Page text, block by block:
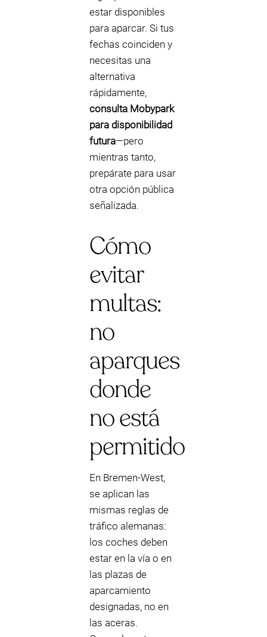
estar disponibles
para aparcar. Si tus
fechas coinciden y
necesitas una
alternativa
rápidamente,
consulta Mobypark
para disponibilidad
futura—pero
mientras tanto,
prepárate para usar
otra opción pública
señalizada.
Cómo
evitar
multas:
no
aparques
donde
no está
permitido
En Bremen-West,
se aplican las
mismas reglas de
tráfico alemanas:
los coches deben
estar en la vía o en
las plazas de
aparcamiento
designadas, no en
las aceras.